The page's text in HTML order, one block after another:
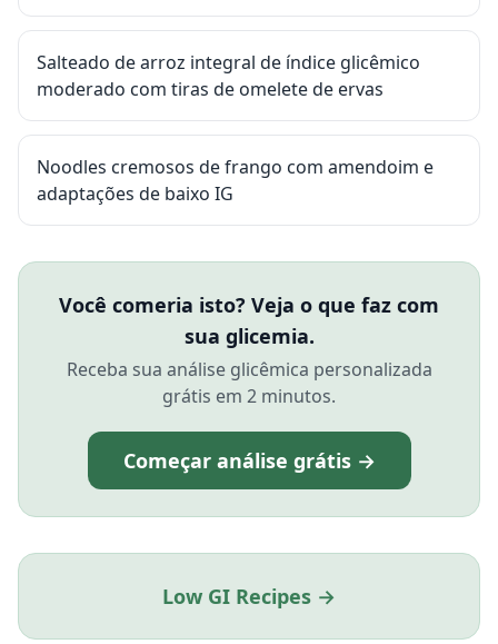
Salteado de arroz integral de índice glicêmico
moderado com tiras de omelete de ervas
Noodles cremosos de frango com amendoim e
adaptações de baixo IG
Você comeria isto? Veja o que faz com
sua glicemia.
Receba sua análise glicêmica personalizada
grátis em 2 minutos.
Começar análise grátis →
Low GI Recipes →